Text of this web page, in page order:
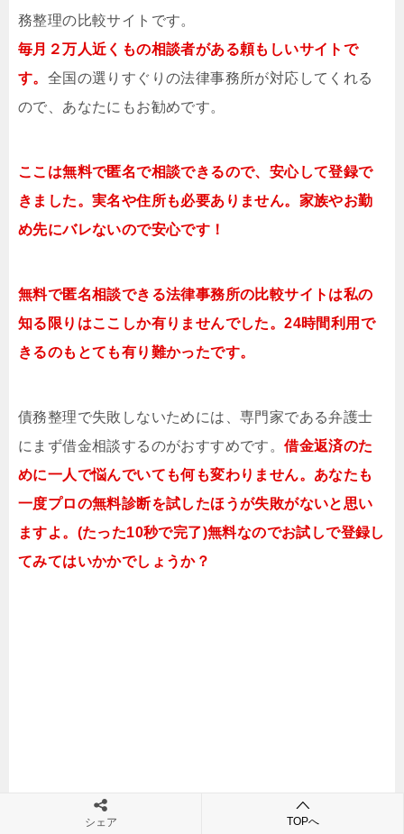
務整理の比較サイトです。
毎月２万人近くもの相談者がある頼もしいサイトで
す。 全国の選りすぐりの法律事務所が対応してくれる
ので、あなたにもお勧めです。
ここは無料で匿名で相談できるので、安心して登録で
きました。実名や住所も必要ありません。家族やお勤
め先にバレないので安心です！
無料で匿名相談できる法律事務所の比較サイトは私の
知る限りはここしか有りませんでした。24時間利用で
きるのもとても有り難かったです。
債務整理で失敗しないためには、専門家である弁護士
にまず借金相談するのがおすすめです。借金返済のた
めに一人で悩んでいても何も変わりません。あなたも
一度プロの無料診断を試したほうが失敗がないと思い
ますよ。(たった10秒で完了)無料なのでお試しで登録し
てみてはいかかでしょうか？
シェア TOPへ